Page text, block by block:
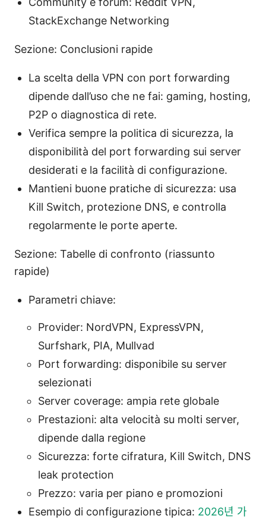
StackExchange Networking
Sezione: Conclusioni rapide
La scelta della VPN con port forwarding
dipende dall’uso che ne fai: gaming, hosting,
P2P o diagnostica di rete.
Verifica sempre la politica di sicurezza, la
disponibilità del port forwarding sui server
desiderati e la facilità di configurazione.
Mantieni buone pratiche di sicurezza: usa
Kill Switch, protezione DNS, e controlla
regolarmente le porte aperte.
Sezione: Tabelle di confronto (riassunto
rapide)
Parametri chiave:
Provider: NordVPN, ExpressVPN,
Surfshark, PIA, Mullvad
Port forwarding: disponibile su server
selezionati
Server coverage: ampia rete globale
Prestazioni: alta velocità su molti server,
dipende dalla regione
Sicurezza: forte cifratura, Kill Switch, DNS
leak protection
Prezzo: varia per piano e promozioni
Esempio di configurazione tipica: 2026년 가